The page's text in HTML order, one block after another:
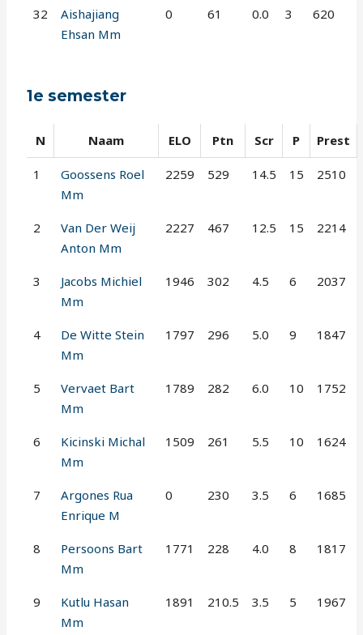
32
Aishajiang
Ehsan Mm
0 61 0.0 3 620
1e semester
N Naam ELO Ptn Scr P Prest
1
Goossens Roel
Mm
2259 529 14.5 15 2510
2
Van Der Weij
Anton Mm
2227 467 12.5 15 2214
3
Jacobs Michiel
Mm
1946 302 4.5 6 2037
4
De Witte Stein
Mm
1797 296 5.0 9 1847
5
Vervaet Bart
Mm
1789 282 6.0 10 1752
6
Kicinski Michal
Mm
1509 261 5.5 10 1624
7
Argones Rua
Enrique M
0 230 3.5 6 1685
8
Persoons Bart
Mm
1771 228 4.0 8 1817
9
Kutlu Hasan
Mm
1891 210.5 3.5 5 1967